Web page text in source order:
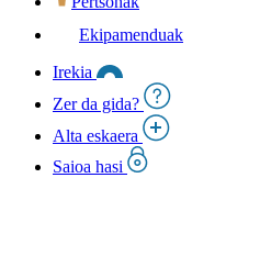
Ekipamenduak
Irekia
Zer da gida?
Alta eskaera
Saioa hasi